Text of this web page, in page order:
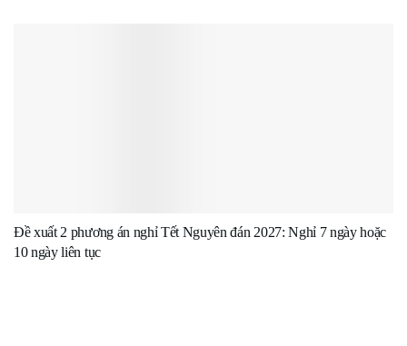
Đề xuất 2 phương án nghỉ Tết Nguyên đán 2027: Nghỉ 7 ngày hoặc
10 ngày liên tục